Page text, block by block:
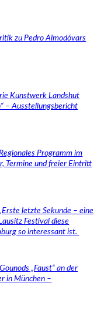
zu Pedro Almodóvars
Kunstwerk Landshut
– Ausstellungsbericht
Programm im
Termine und freier Eintritt
letzte Sekunde – eine
Festival diese
so interessant ist.
„Faust“ an der
in München –